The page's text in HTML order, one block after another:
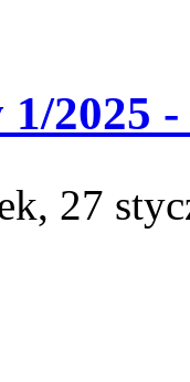
2025
27